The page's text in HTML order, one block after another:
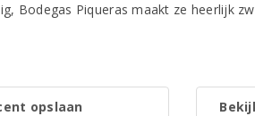
Bodegas Piqueras maakt ze heerlijk
opslaan